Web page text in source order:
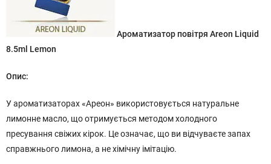
Ароматизатор повітря Areon Liquid
8.5ml Lemon
Опис:
У ароматизаторах «Ареон» використовується натуральне
лимонне масло, що отримується методом холодного
пресування свіжих кірок. Це означає, що ви відчуваєте запах
справжнього лимона, а не хімічну імітацію.